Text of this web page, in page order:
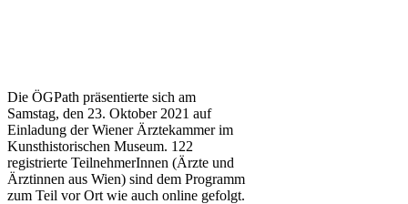
Die ÖGPath präsentierte sich am
Samstag, den 23. Oktober 2021 auf
Einladung der Wiener Ärztekammer im
Kunsthistorischen Museum. 122
registrierte TeilnehmerInnen (Ärzte und
Ärztinnen aus Wien) sind dem Programm
zum Teil vor Ort wie auch online gefolgt.